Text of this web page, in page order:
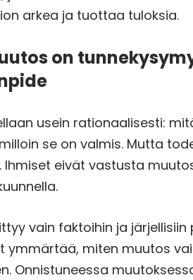
arkea ja tuottaa tuloksia.
on
usein rationaalisesti:
se on valmis. Mutta
Ihmiset eivät vastusta
vain faktoihin ja
ymmärtää, miten muutos
Onnistuneessa